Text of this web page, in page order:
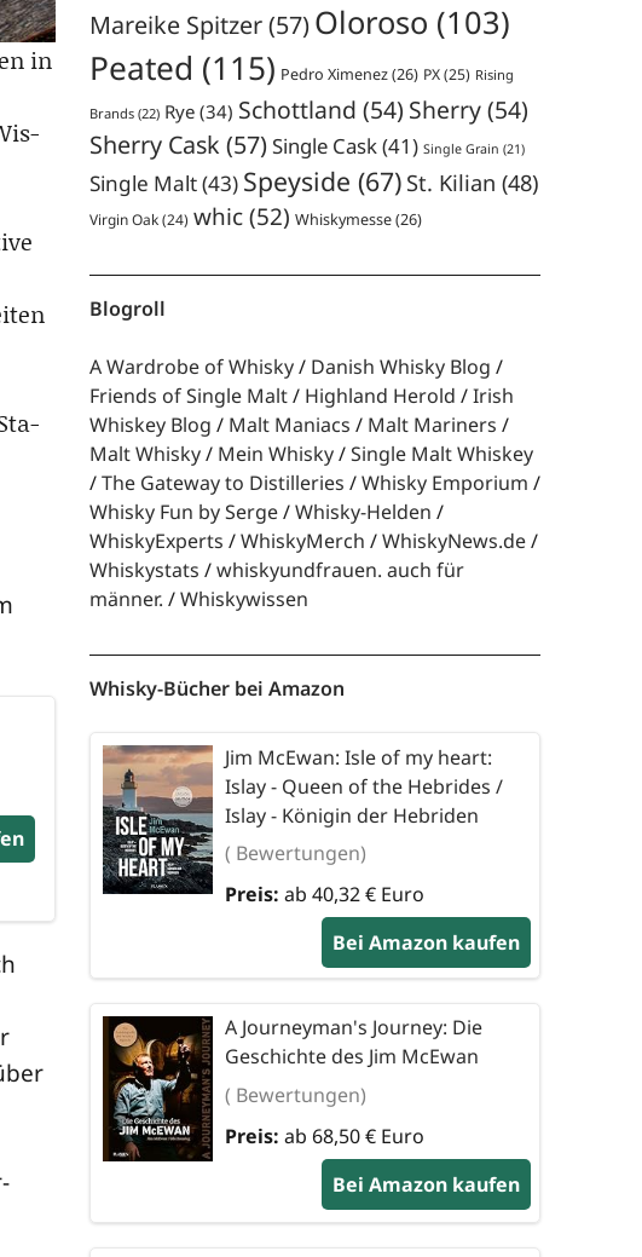
in
Mareike Spitzer(57)Oloroso (103)
Peated (115) Pedro Ximenez(26) PX(25) Rising
Brands(22) Rye(34) Schottland (54) Sherry(54)
Sherry Cask (57)Single Cask(41) Single Grain (21)
Single Malt(43) Speyside (67) St. Kilian (48)
Virgin Oak(24) whic(52) Whiskymesse(26)
Blogroll
A Wardrobe of Whisky
Danish Whisky Blog
Friends of Single Malt
Highland Herold
Irish
Whiskey Blog
Malt Maniacs
Malt Mariners
Malt Whisky
Mein Whisky
Single Malt Whiskey
The Gateway to Distilleries
Whisky Emporium
Whisky Fun by Serge
Whisky-Helden
WhiskyExperts
WhiskyMerch
WhiskyNews.de
Whiskystats
whiskyundfrauen. auch für
männer.
Whiskywissen
Whisky-Bücher bei Amazon
Jim McEwan: Isle of my heart:
Islay - Queen of the Hebrides /
Islay - Königin der Hebriden
( Bewertungen)
Preis: ab 40,32 € Euro
Bei Amazon kaufen
A Journeyman's Journey: Die
Geschichte des Jim McEwan
( Bewertungen)
Preis: ab 68,50 € Euro
Bei Amazon kaufen